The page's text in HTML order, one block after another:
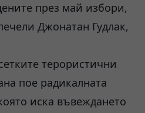
през май избори,
Джонатан Гудлак,
терористични
пое радикалната
иска въвеждането